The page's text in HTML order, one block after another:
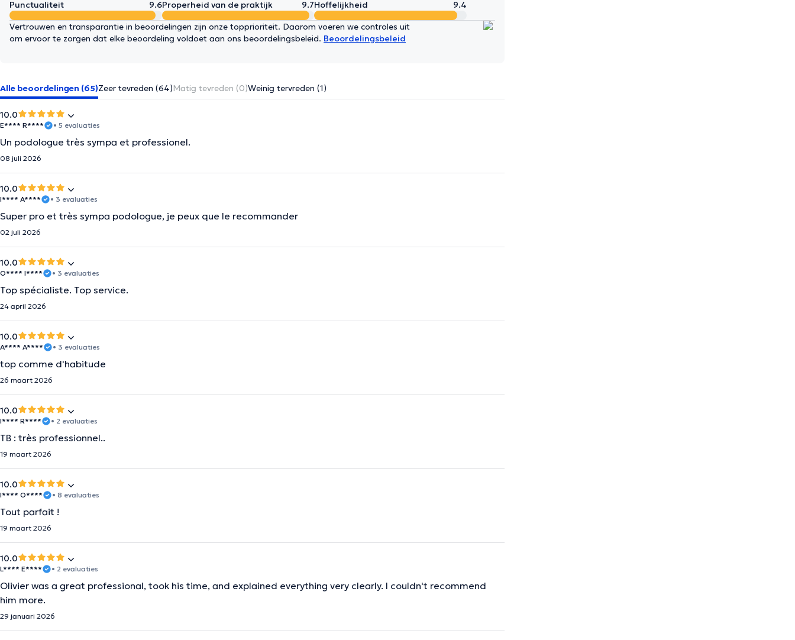
Punctualiteit 9.6Properheid van de praktijk 9.7Hoffelijkheid 9.4
Vertrouwen en transparantie in beoordelingen zijn onze topprioriteit. Daarom voeren we controles uit
om ervoor te zorgen dat elke beoordeling voldoet aan ons beoordelingsbeleid. Beoordelingsbeleid
Alle beoordelingen (65)Zeer tevreden (64)Matig tevreden (0)Weinig tervreden (1)
10.0
E**** R**** • 5 evaluaties
Un podologue très sympa et professionel.
08 juli 2026
10.0
I**** A**** • 3 evaluaties
Super pro et très sympa podologue, je peux que le recommander
02 juli 2026
10.0
O**** I**** • 3 evaluaties
Top spécialiste. Top service.
24 april 2026
10.0
A**** A**** • 3 evaluaties
top comme d'habitude
26 maart 2026
10.0
I**** R**** • 2 evaluaties
TB : très professionnel..
19 maart 2026
10.0
I**** O**** • 8 evaluaties
Tout parfait !
19 maart 2026
10.0
L**** E**** • 2 evaluaties
Olivier was a great professional, took his time, and explained everything very clearly. I couldn't recommend
him more.
29 januari 2026